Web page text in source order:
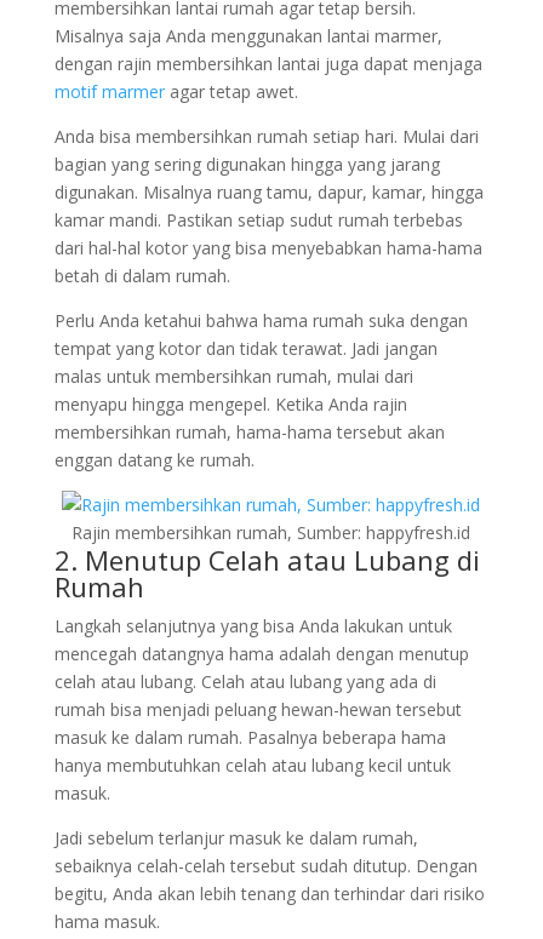
membersihkan lantai rumah agar tetap bersih.
Misalnya saja Anda menggunakan lantai marmer,
dengan rajin membersihkan lantai juga dapat menjaga
motif marmeragar tetap awet.
Anda bisa membersihkan rumah setiap hari. Mulai dari
bagian yang sering digunakan hingga yang jarang
digunakan. Misalnya ruang tamu, dapur, kamar, hingga
kamar mandi. Pastikan setiap sudut rumah terbebas
dari hal-hal kotor yang bisa menyebabkan hama-hama
betah di dalam rumah.
Perlu Anda ketahui bahwa hama rumah suka dengan
tempat yang kotor dan tidak terawat. Jadi jangan
malas untuk membersihkan rumah, mulai dari
menyapu hingga mengepel. Ketika Anda rajin
membersihkan rumah, hama-hama tersebut akan
enggan datang ke rumah.
Rajin membersihkan rumah, Sumber: happyfresh.id
2. Menutup Celah atau Lubang di
Rumah
Langkah selanjutnya yang bisa Anda lakukan untuk
mencegah datangnya hama adalah dengan menutup
celah atau lubang. Celah atau lubang yang ada di
rumah bisa menjadi peluang hewan-hewan tersebut
masuk ke dalam rumah. Pasalnya beberapa hama
hanya membutuhkan celah atau lubang kecil untuk
masuk.
Jadi sebelum terlanjur masuk ke dalam rumah,
sebaiknya celah-celah tersebut sudah ditutup. Dengan
begitu, Anda akan lebih tenang dan terhindar dari risiko
hama masuk.